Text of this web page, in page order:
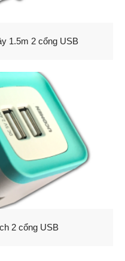
1.5m 2 cổng USB
2 cổng USB